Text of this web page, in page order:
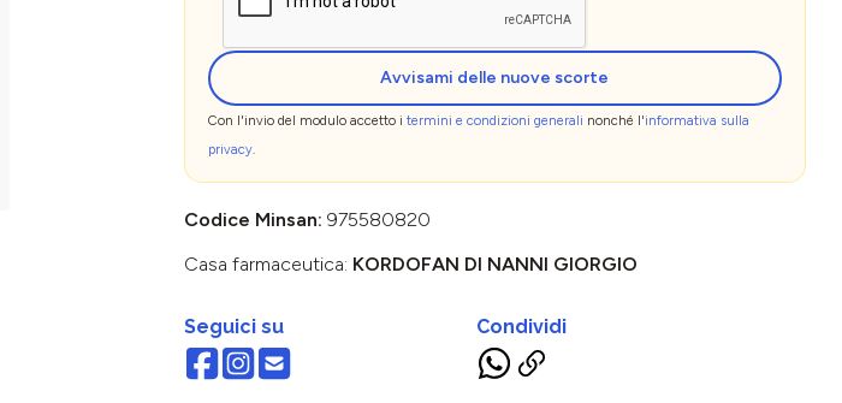
Avvisami delle nuove scorte
Con l'invio del modulo accetto i termini e condizioni generali nonché l'informativa sulla
privacy.
Codice Minsan: 975580820
Casa farmaceutica: KORDOFAN DI NANNI GIORGIO
Seguici su Condividi